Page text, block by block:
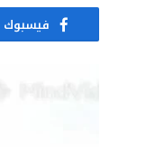
فيسبوك